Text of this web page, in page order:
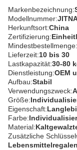
Markenbezeichnung:
Modellnummer:
Herkunftsort:China
Zertifizierung:
Mindestbestellmenge:
Lieferzeit:10 bis 30
Lastkapazität:30-80
Dienstleistung:OEM
Aufbau:Stabil
Verwendungszweck:
Größe:
Eigenschaft:
Farbe:
Material:
Zusätzliche